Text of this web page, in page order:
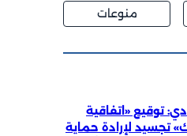
منوعات
توقيع «اتفاقية
تجسيد لإرادة حماية